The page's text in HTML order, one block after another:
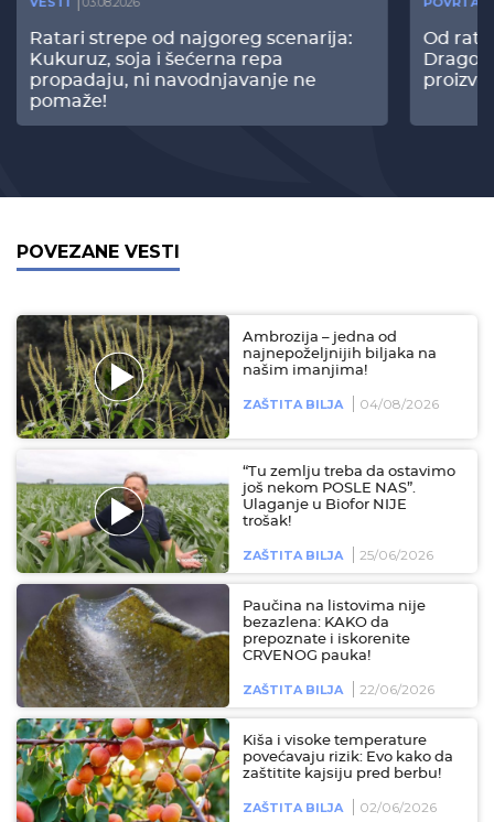
Ratari strepe od najgoreg scenarija:
Kukuruz, soja i šećerna repa
propadaju, ni navodnjavanje ne
pomaže!
Od
POVEZANE VESTI
Ambrozija – jedna od
najnepoželjnijih biljaka na
našim imanjima!
ZAŠTITA BILJA 04/08/2026
“Tu zemlju treba da ostavimo
još nekom POSLE NAS”.
Ulaganje u Biofor NIJE
trošak!
ZAŠTITA BILJA 25/06/2026
Paučina na listovima nije
bezazlena: KAKO da
prepoznate i iskorenite
CRVENOG pauka!
ZAŠTITA BILJA 22/06/2026
Kiša i visoke temperature
povećavaju rizik: Evo kako da
zaštitite kajsiju pred berbu!
ZAŠTITA BILJA 02/06/2026